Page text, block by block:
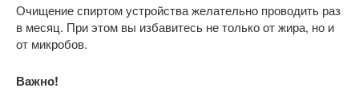
Очищение спиртом устройства желательно проводить раз
в месяц. При этом вы избавитесь не только от жира, но и
от микробов.
Важно!